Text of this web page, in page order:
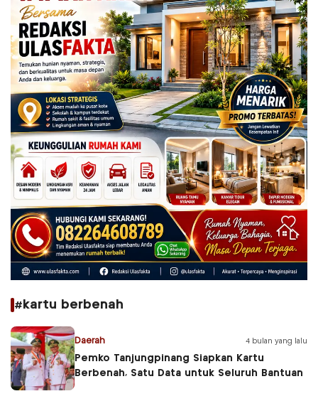
#kartu berbenah
Daerah 4 bulan yang lalu
Pemko Tanjungpinang Siapkan Kartu
Berbenah, Satu Data untuk Seluruh Bantuan